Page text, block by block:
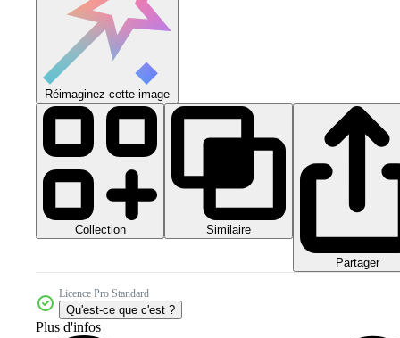
Réimaginez cette image
Collection Similaire
Partager
Licence Pro Standard
Qu'est-ce que c'est ?
Plus d'infos